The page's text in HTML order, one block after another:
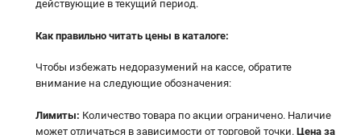
действующие в текущий период.
Как правильно читать цены в каталоге:
Чтобы избежать недоразумений на кассе, обратите
внимание на следующие обозначения:
Лимиты: Количество товара по акции ограничено. Наличие
может отличаться в зависимости от торговой точки. Цена за